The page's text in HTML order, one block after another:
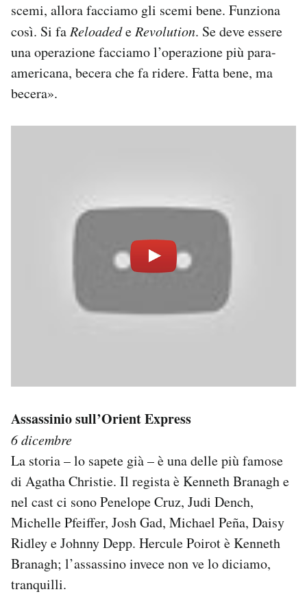
scemi, allora facciamo gli scemi bene. Funziona
così. Si fa Reloadede Revolution. Se deve essere
una operazione facciamo l’operazione più para-
americana, becera che fa ridere. Fatta bene, ma
becera».
Assassinio sull’Orient Express
6 dicembre
La storia – lo sapete già – è una delle più famose
di Agatha Christie. Il regista è Kenneth Branagh e
nel cast ci sono Penelope Cruz, Judi Dench,
Michelle Pfeiffer, Josh Gad, Michael Peña, Daisy
Ridley e Johnny Depp. Hercule Poirot è Kenneth
Branagh; l’assassino invece non ve lo diciamo,
tranquilli.